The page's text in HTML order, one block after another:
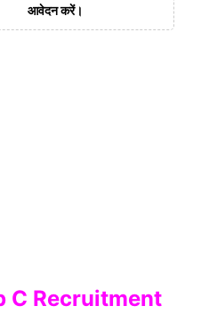
आवेदन करें।
C Recruitment